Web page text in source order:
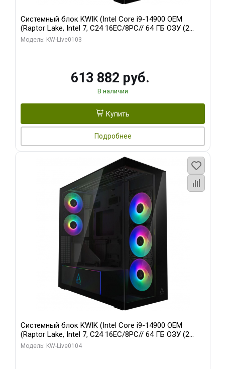
Системный блок KWIK (Intel Core i9-14900 OEM
(Raptor Lake, Intel 7, C24 16EC/8PC// 64 ГБ ОЗУ (2
модуля)/ Afox RTX4090 24GB GDDR6X 384-Bit 3xDP
Модель: KW-Live0103
613 882 руб.
В наличии
Купить
Подробнее
Системный блок KWIK (Intel Core i9-14900 OEM
(Raptor Lake, Intel 7, C24 16EC/8PC// 64 ГБ ОЗУ (2
модуля)/ Afox RTX4090 24GB GDDR6X 384-Bit 3xDP
Модель: KW-Live0104